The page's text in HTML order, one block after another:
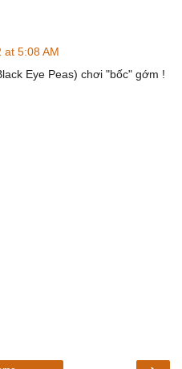
at 5:08 AM
Eye Peas) chơi "bốc" gớm !